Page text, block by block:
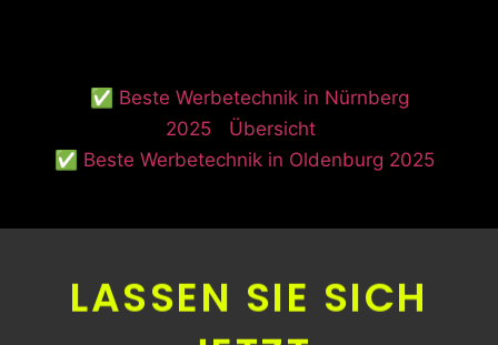
✅ Beste Werbetechnik in Nürnberg
2025
Übersicht
✅ Beste Werbetechnik in Oldenburg 2025
LASSEN SIE SICH